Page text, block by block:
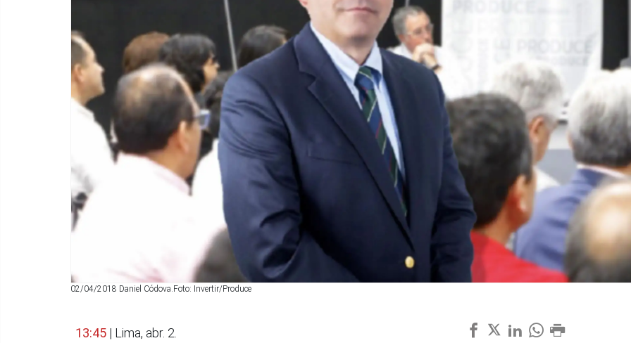
02/04/2018 Daniel Códova.Foto: Invertir/Produce
13:45 | Lima, abr. 2.